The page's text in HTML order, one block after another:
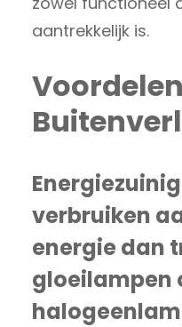
aantrekkelijk is.
verbruiken
energie dan
gloeilampen